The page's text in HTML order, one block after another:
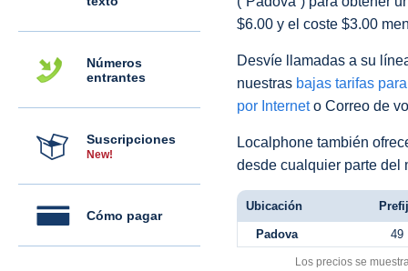
Números
entrantes
Suscripciones
New!
Cómo pagar
$6.00 y el coste $3.00
Desvíe llamadas a su
nuestras bajas tarifas
por Interneto Correo de
Localphone también
desde cualquier parte del
Ubicación
Padova 49
Los precios se